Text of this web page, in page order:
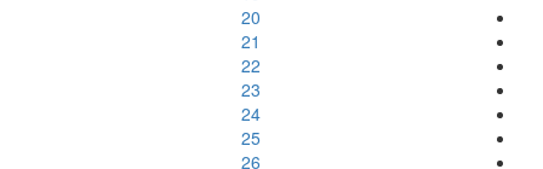
20
21
22
23
24
25
26